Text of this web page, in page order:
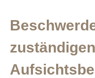
zuständigen